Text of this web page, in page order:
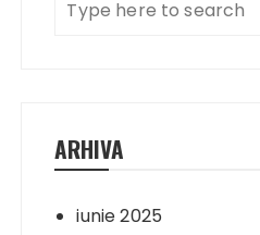
ARHIVA
iunie 2025